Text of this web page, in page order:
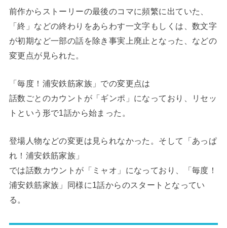
前作からストーリーの最後のコマに頻繁に出ていた、
「終」などの終わりをあらわす一文字もしくは、数文字
が初期など一部の話を除き事実上廃止となった、などの
変更点が見られた。
「毎度！浦安鉄筋家族」での変更点は
話数ごとのカウントが「ギンポ」になっており、リセッ
トという形で1話から始まった。
登場人物などの変更は見られなかった。そして「あっぱ
れ！浦安鉄筋家族」
では話数カウントが「ミャオ」になっており、「毎度！
浦安鉄筋家族」同様に1話からのスタートとなってい
る。